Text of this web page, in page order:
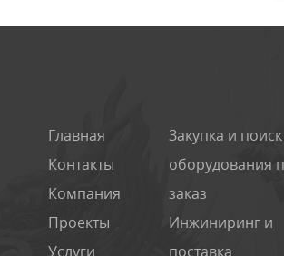
Главная
Контакты
Компания
Проекты
Услуги
Закупка и поиск
оборудования
заказ
Инжиниринг и
поставка